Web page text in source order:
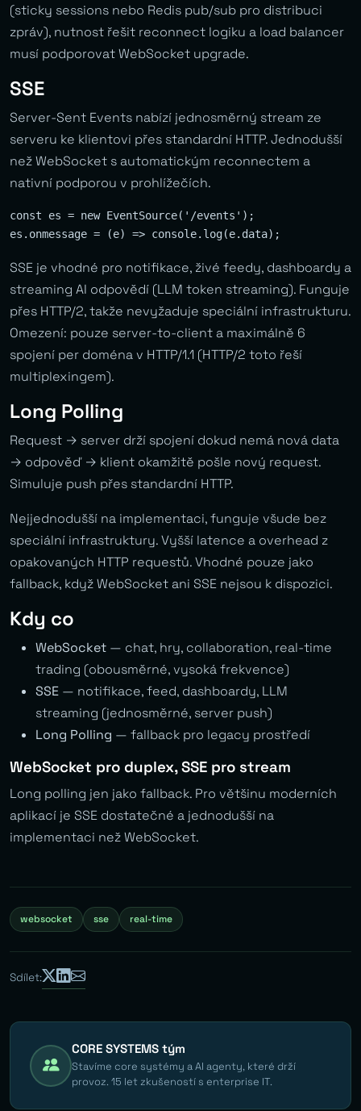
(sticky sessions nebo Redis pub/sub pro distribuci
zpráv), nutnost řešit reconnect logiku a load balancer
musí podporovat WebSocket upgrade.
SSE
Server-Sent Events nabízí jednosměrný stream ze
serveru ke klientovi přes standardní HTTP. Jednodušší
než WebSocket s automatickým reconnectem a
nativní podporou v prohlížečích.
const es = new EventSource('/events');
SSE je vhodné pro notifikace, živé feedy, dashboardy a
streaming AI odpovědí (LLM token streaming). Funguje
přes HTTP/2, takže nevyžaduje speciální infrastrukturu.
Omezení: pouze server-to-client a maximálně 6
spojení per doména v HTTP/1.1 (HTTP/2 toto řeší
multiplexingem).
Long Polling
Request → server drží spojení dokud nemá nová data
→ odpověď → klient okamžitě pošle nový request.
Simuluje push přes standardní HTTP.
Nejjednodušší na implementaci, funguje všude bez
speciální infrastruktury. Vyšší latence a overhead z
opakovaných HTTP requestů. Vhodné pouze jako
fallback, když WebSocket ani SSE nejsou k dispozici.
Kdy co
WebSocket — chat, hry, collaboration, real-time
trading (obousměrné, vysoká frekvence)
SSE — notifikace, feed, dashboardy, LLM
streaming (jednosměrné, server push)
Long Polling — fallback pro legacy prostředí
WebSocket pro duplex, SSE pro stream
Long polling jen jako fallback. Pro většinu moderních
aplikací je SSE dostatečné a jednodušší na
implementaci než WebSocket.
websocket sse real-time
Sdílet:
CORE SYSTEMS tým
Stavíme core systémy a AI agenty, které drží
provoz. 15 let zkušeností s enterprise IT.